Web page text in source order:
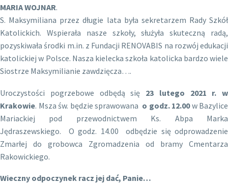
MARIA WOJNAR.
S. Maksymiliana przez długie lata była sekretarzem Rady Szkół
Katolickich. Wspierała nasze szkoły, służyła skuteczną radą,
pozyskiwała środki m.in. z Fundacji RENOVABIS na rozwój edukacji
katolickiej w Polsce. Nasza kielecka szkoła katolicka bardzo wiele
Siostrze Maksymilianie zawdzięcza….
Uroczystości pogrzebowe odbędą się 23 lutego 2021 r. w
Krakowie. Msza św. będzie sprawowana o godz. 12.00w Bazylice
Mariackiej pod przewodnictwem Ks. Abpa Marka
Jędraszewskiego. O godz. 14.00 odbędzie się odprowadzenie
Zmarłej do grobowca Zgromadzenia od bramy Cmentarza
Rakowickiego.
Wieczny odpoczynek racz jej dać, Panie…